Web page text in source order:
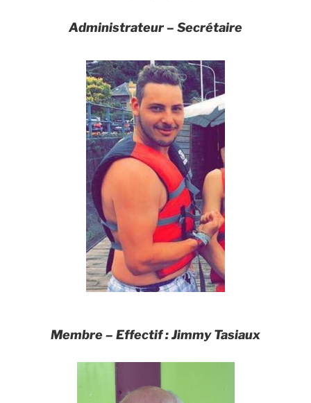
Administrateur – Secrétaire
Membre – Effectif:Jimmy Tasiaux